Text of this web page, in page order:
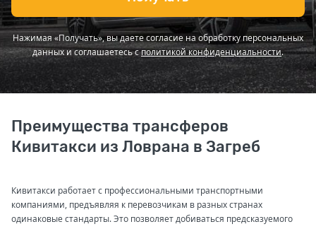
Нажимая «Получать», вы даете согласие на обработку персональных
данных и соглашаетесь сполитикой конфиденциальности.
Преимущества трансферов
Кивитакси из Ловрана в Загреб
Кивитакси работает с профессиональными транспортными
компаниями, предъявляя к перевозчикам в разных странах
одинаковые стандарты. Это позволяет добиваться предсказуемого